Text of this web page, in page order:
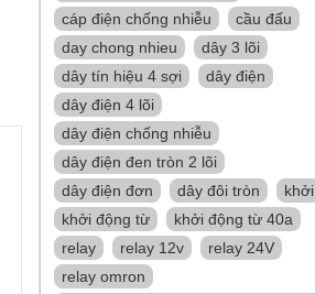
cáp điện chống nhiễu
cầu đấu
day chong nhieu
dây 3 lõi
dây tín hiệu 4 sợi
dây điện
dây điện 4 lõi
dây điện chống nhiễu
dây điện đen tròn 2 lõi
dây điện đơn
dây đôi tròn
khởi
khởi động từ
khởi động từ 40a
relay
relay 12v
relay 24V
relay omron